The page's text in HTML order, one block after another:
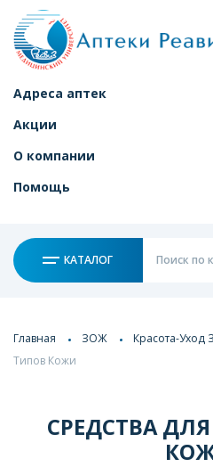
Адреса аптек
Акции
О компании
Помощь
КАТАЛОГ
Главная ЗОЖ Красота-Уход
Типов Кожи
СРЕДСТВА